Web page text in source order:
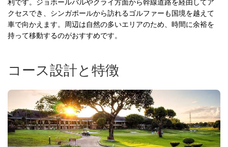
利です。ジョホールバルやクライ方面から幹線道路を経由してア
クセスでき、シンガポールから訪れるゴルファーも国境を越えて
車で向かえます。周辺は自然の多いエリアのため、時間に余裕を
持って移動するのがおすすめです。
コース設計と特徴